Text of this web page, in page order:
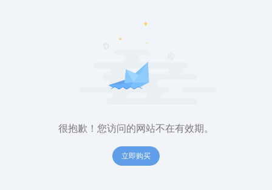
很抱歉！您访问的网站不在有效期。
立即购买